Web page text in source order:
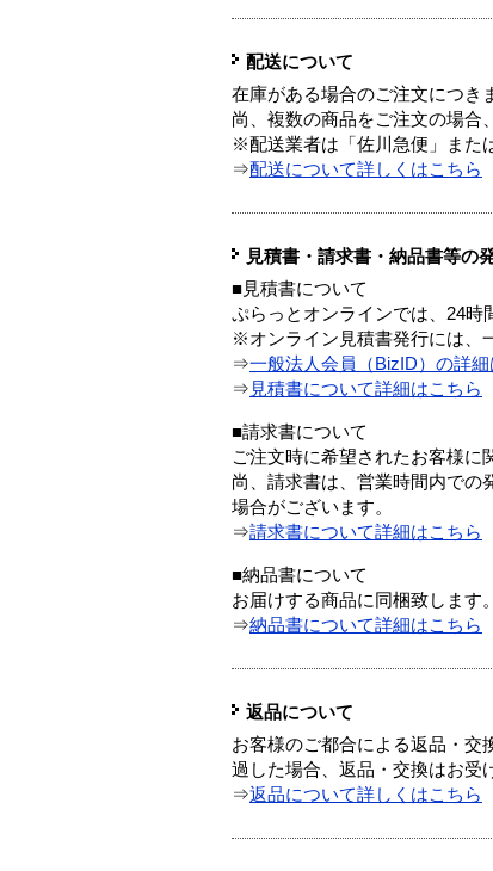
配送について
在庫がある場合のご注文につき
尚、複数の商品をご注文の場合
※配送業者は「佐川急便」また
⇒配送について詳しくはこちら
見積書・請求書・納品書等の
■見積書について
ぷらっとオンラインでは、24時
※オンライン見積書発行には、
⇒一般法人会員（BizID）の詳細
⇒ 見積書について詳細はこちら
■請求書について
ご注文時に希望されたお客様に
尚、請求書は、営業時間内での
場合がございます。
⇒請求書について詳細はこちら
■納品書について
お届けする商品に同梱致します。
⇒納品書について詳細はこちら
返品について
お客様のご都合による返品・交
過した場合、返品・交換はお受
⇒返品について詳しくはこちら